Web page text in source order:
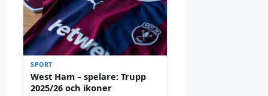
SPORT
West Ham – spelare: Trupp
2025/26 och ikoner